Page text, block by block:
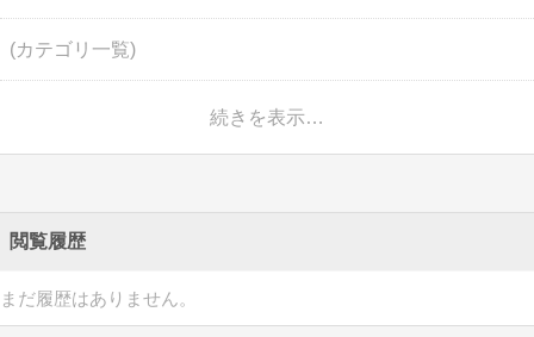
(カテゴリ一覧)
続きを表示…
閲覧履歴
まだ履歴はありません。